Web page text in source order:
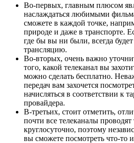
Во-первых, главным плюсом
наслаждаться любимыми
сможете в каждой точке,
природе и даже в транспорте.
где бы вы ни были, всегда
трансляцию.
Во-вторых, очень важно
того, какой телеканал вы
можно сделать бесплатно.
передач вам захочется
начисляться в соответствии к
провайдера.
В-третьих, стоит отметить,
почти все телеканалы проводят
круглосуточно, поэтому
вы сможете посмотреть что-то